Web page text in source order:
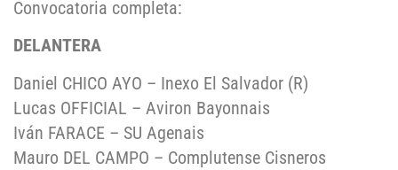
Convocatoria completa:
DELANTERA
Daniel CHICO AYO – Inexo El Salvador (R)
Lucas OFFICIAL – Aviron Bayonnais
Iván FARACE – SU Agenais
Mauro DEL CAMPO – Complutense Cisneros